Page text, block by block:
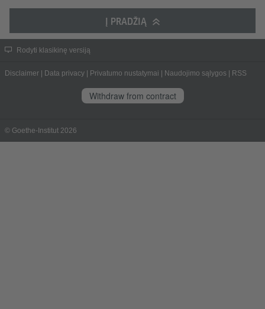
Į PRADŽIĄ
Rodyti klasikinę versiją
Disclaimer Data privacy Privatumo nustatymai Naudojimo sąlygos RSS
Withdraw from contract
© Goethe-Institut 2026